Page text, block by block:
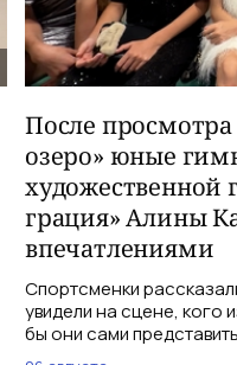
После просмотра
озеро» юные
художественной
грация» Алины
впечатлениями
Спортсменки
увидели на сцене, кого
бы они сами